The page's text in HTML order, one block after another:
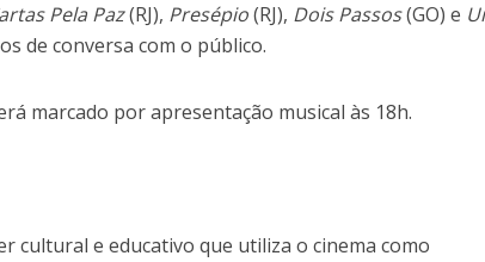
Pela Paz(RJ), Presépio(RJ), Dois Passos(GO) e
de conversa com o público.
marcado por apresentação musical às 18h.
cultural e educativo que utiliza o cinema como